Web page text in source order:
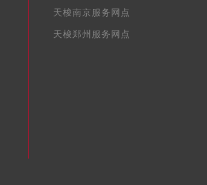
天梭南京服务网点
天梭郑州服务网点